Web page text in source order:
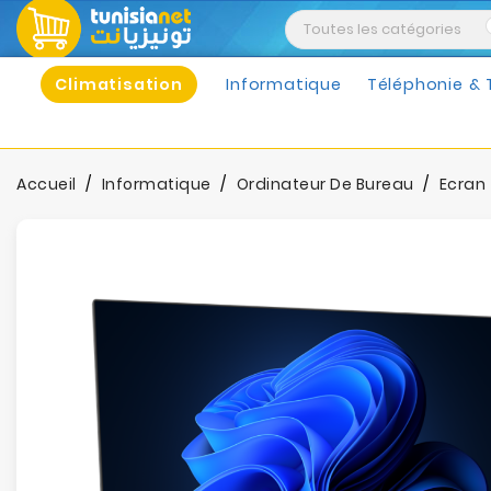
Climatisation Informatique Téléphonie &
Accueil Informatique Ordinateur De Bureau Ecran